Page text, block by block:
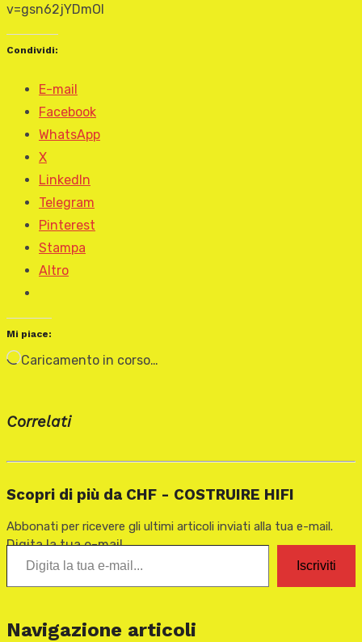
v=gsn62jYDmOI
Condividi:
E-mail
Facebook
WhatsApp
X
LinkedIn
Telegram
Pinterest
Stampa
Altro
Mi piace:
Caricamento in corso…
Correlati
Scopri di più da CHF - COSTRUIRE HIFI
Abbonati per ricevere gli ultimi articoli inviati alla tua e-mail.
Digita la tua e-mail...
Iscriviti
Navigazione articoli